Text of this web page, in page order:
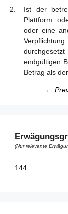
Ist der
Plattform
oder eine
endgültigen
Betrag als
←
(Nur relevante
144